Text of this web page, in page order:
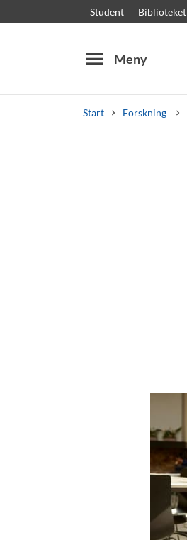
Student Biblioteket
menu Meny
Start Forskning